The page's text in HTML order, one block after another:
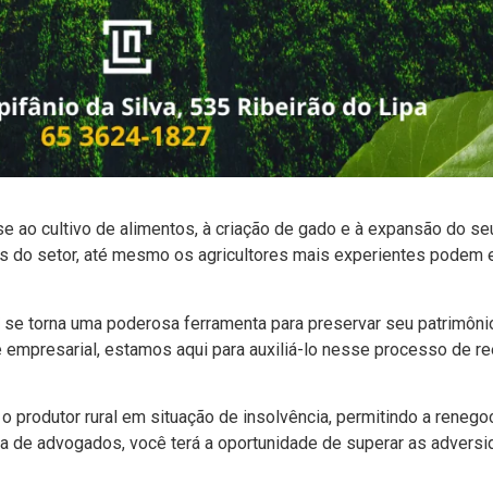
ao cultivo de alimentos, à criação de gado e à expansão do
setor, até mesmo os agricultores mais experientes podem
torna uma poderosa ferramenta para preservar seu
estamos aqui para auxiliá-lo nesse processo de
produtor rural em situação de insolvência, permitindo a
advogados, você terá a oportunidade de superar as